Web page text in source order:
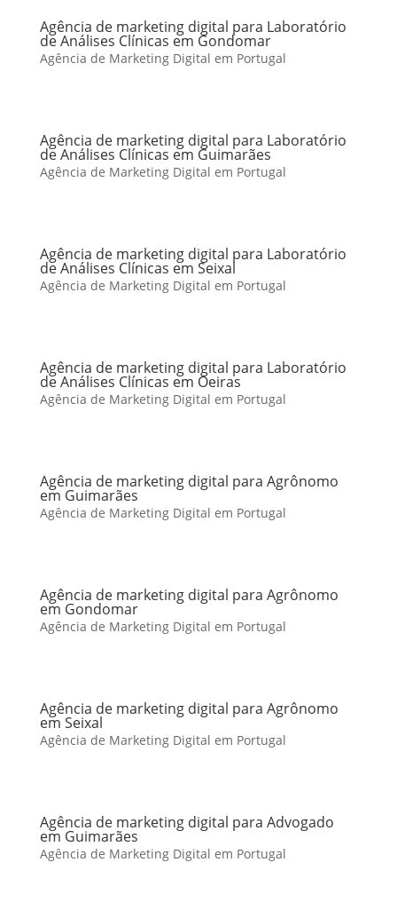
Agência de marketing digital para Laboratório
de Análises Clínicas em Gondomar
Agência de Marketing Digital em Portugal
Agência de marketing digital para Laboratório
de Análises Clínicas em Guimarães
Agência de Marketing Digital em Portugal
Agência de marketing digital para Laboratório
de Análises Clínicas em Seixal
Agência de Marketing Digital em Portugal
Agência de marketing digital para Laboratório
de Análises Clínicas em Oeiras
Agência de Marketing Digital em Portugal
Agência de marketing digital para Agrônomo
em Guimarães
Agência de Marketing Digital em Portugal
Agência de marketing digital para Agrônomo
em Gondomar
Agência de Marketing Digital em Portugal
Agência de marketing digital para Agrônomo
em Seixal
Agência de Marketing Digital em Portugal
Agência de marketing digital para Advogado
em Guimarães
Agência de Marketing Digital em Portugal